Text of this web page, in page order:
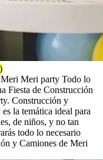
Meri party Todo lo
Fiesta de Construcción
Construcción y
la temática ideal para
de niños, y no tan
todo lo necesario
y Camiones de Meri